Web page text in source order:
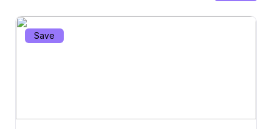
Save